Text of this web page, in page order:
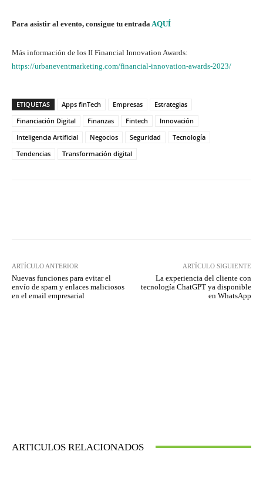
Para asistir al evento, consigue tu entrada AQUÍ
Más información de los II Financial Innovation Awards:
https://urbaneventmarketing.com/financial-innovation-awards-2023/
ETIQUETAS Apps finTech Empresas
Estrategias
Financiación Digital
Finanzas Fintech
Innovación
Inteligencia Artificial
Negocios Seguridad
Tecnología
Tendencias
Transformación digital
ARTÍCULO ANTERIOR
Nuevas funciones para evitar el
envío de spam y enlaces maliciosos
en el email empresarial
ARTÍCULO SIGUIENTE
La experiencia del cliente con
tecnología ChatGPT ya disponible
en WhatsApp
ARTICULOS RELACIONADOS